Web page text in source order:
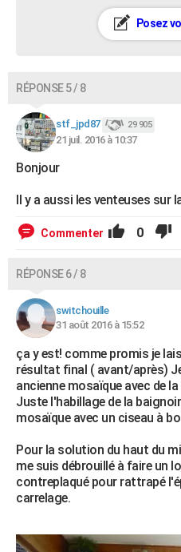
Posez
RÉPONSE 5 / 8
stf_jpd87 29 905
21 juil. 2016 à 10:37
Bonjour
Il y a aussi les venteuses sur
Commenter 0
RÉPONSE 6 / 8
switchouille
31 août 2016 à 15:52
ça y est! comme promis je
résultat final ( avant/après)
ancienne mosaïque avec de la
Juste l'habillage de la
mosaïque avec un ciseau à
Pour la solution du haut du
me suis débrouillé à faire un
contreplaqué pour rattrapé
carrelage.